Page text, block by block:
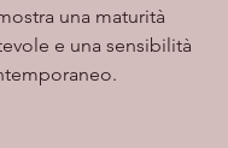
una maturità
e una sensibilità